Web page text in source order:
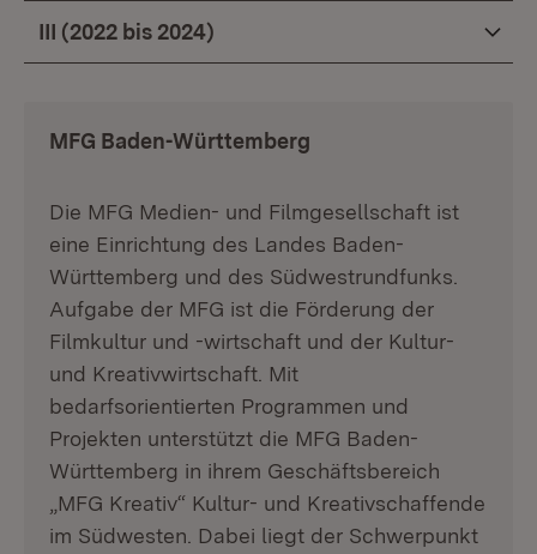
III (2022 bis 2024)
MFG Baden-Württemberg
Die MFG Medien- und Filmgesellschaft ist
eine Einrichtung des Landes Baden-
Württemberg und des Südwestrundfunks.
Aufgabe der MFG ist die Förderung der
Filmkultur und -wirtschaft und der Kultur-
und Kreativwirtschaft. Mit
bedarfsorientierten Programmen und
Projekten unterstützt die MFG Baden-
Württemberg in ihrem Geschäftsbereich
„MFG Kreativ“ Kultur- und Kreativschaffende
im Südwesten. Dabei liegt der Schwerpunkt